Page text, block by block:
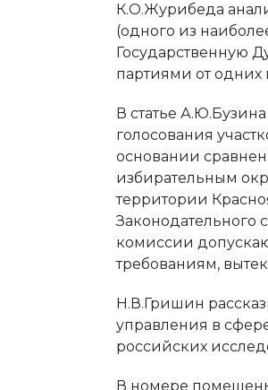
К.О.Журибеда
(одного из
Государственную
партиями от
В статье
голосования
основании
избирательным
территории
Законодательного
комиссии
требованиям,
Н.В.Гришин
управления в
российских
В номере